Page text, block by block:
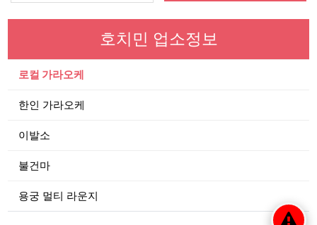
호치민 업소정보
로컬 가라오케
한인 가라오케
이발소
불건마
용궁 멀티 라운지